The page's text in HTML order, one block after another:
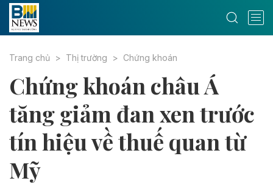
Trang chủ Thị trường Chứng khoán
Chứng khoán châu Á
tăng giảm đan xen trước
tín hiệu về thuế quan từ
Mỹ